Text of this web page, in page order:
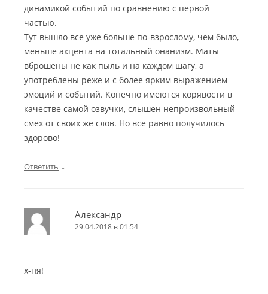
динамикой событий по сравнению с первой
частью.
Тут вышло все уже больше по-взрослому, чем было,
меньше акцента на тотальный онанизм. Маты
вброшены не как пыль и на каждом шагу, а
употреблены реже и с более ярким выражением
эмоций и событий. Конечно имеются корявости в
качестве самой озвучки, слышен непроизвольный
смех от своих же слов. Но все равно получилось
здорово!
Ответить ↓
Александр
29.04.2018 в 01:54
х-ня!